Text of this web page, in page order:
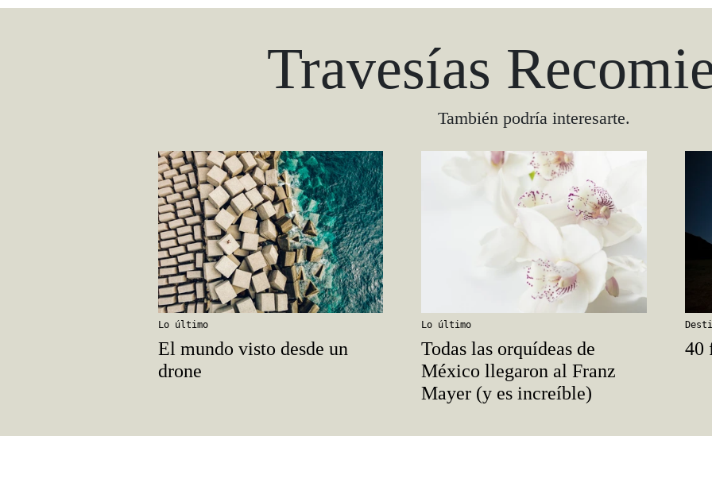
Travesías
También podría interesarte.
Lo último
El mundo visto desde un
drone
Lo último
Todas las orquídeas de
México llegaron al Franz
Mayer (y es increíble)
40